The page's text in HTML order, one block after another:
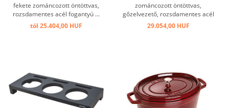
fekete zománcozott öntöttvas,
rozsdamentes acél fogantyú ...
tól 25.404,00 HUF
zománcozott öntöttvas,
gőzelvezető, rozsdamentes acél
fogantyúval. Az élelmiszer
folyamatos nedvesítése innovatív
29.054,00 HUF